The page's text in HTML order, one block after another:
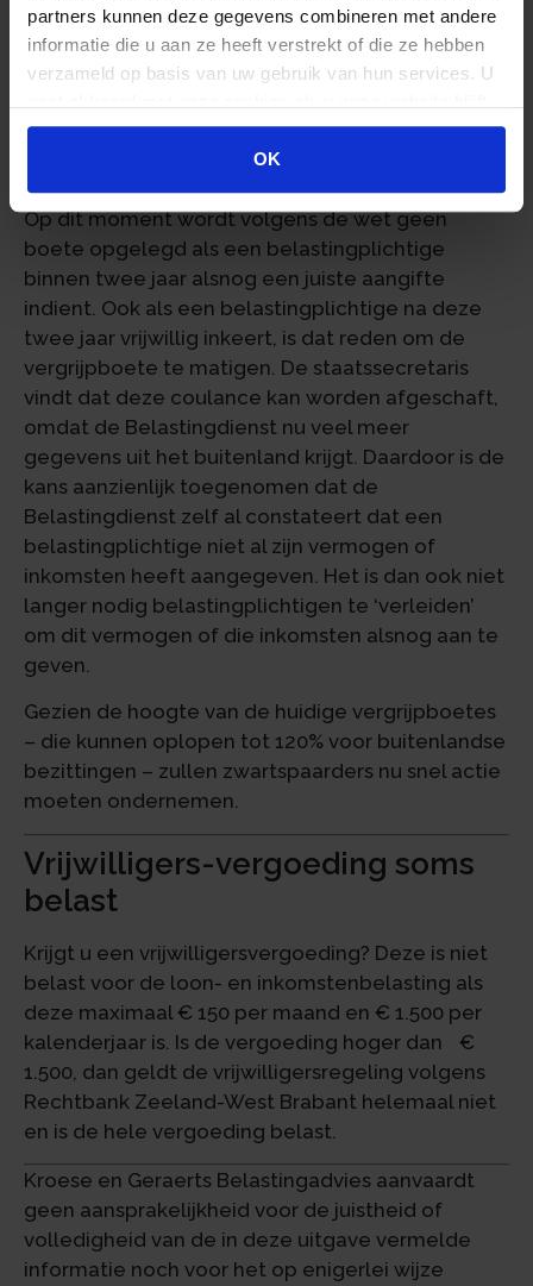
partners kunnen deze gegevens combineren met andere
informatie die u aan ze heeft verstrekt of die ze hebben
verzameld op basis van uw gebruik van hun services. U
gebruiken.
OK
Volgens de staatssecretaris van Financiën moet
een belastingplichtige ook bij een vrijwillige
inkeer een vergrijpboete krijgen. Zijn plan is dat
vanaf 1 januari 2018 altijd een vergrijpboete
Op dit moment wordt volgens de wet geen
boete opgelegd als een belastingplichtige
binnen twee jaar alsnog een juiste aangifte
indient. Ook als een belastingplichtige na deze
twee jaar vrijwillig inkeert, is dat reden om de
vergrijpboete te matigen. De staatssecretaris
vindt dat deze coulance kan worden afgeschaft,
omdat de Belastingdienst nu veel meer
gegevens uit het buitenland krijgt. Daardoor is de
kans aanzienlijk toegenomen dat de
Belastingdienst zelf al constateert dat een
belastingplichtige niet al zijn vermogen of
inkomsten heeft aangegeven. Het is dan ook niet
langer nodig belastingplichtigen te ‘verleiden’
om dit vermogen of die inkomsten alsnog aan te
geven.
Gezien de hoogte van de huidige vergrijpboetes
– die kunnen oplopen tot 120% voor buitenlandse
bezittingen – zullen zwartspaarders nu snel actie
moeten ondernemen.
Vrijwilligers-vergoeding soms
belast
Krijgt u een vrijwilligersvergoeding? Deze is niet
belast voor de loon- en inkomstenbelasting als
deze maximaal € 150 per maand en € 1.500 per
kalenderjaar is. Is de vergoeding hoger dan €
1.500, dan geldt de vrijwilligersregeling volgens
Rechtbank Zeeland-West Brabant helemaal niet
en is de hele vergoeding belast.
Kroese en Geraerts Belastingadvies aanvaardt
geen aansprakelijkheid voor de juistheid of
volledigheid van de in deze uitgave vermelde
informatie noch voor het op enigerlei wijze